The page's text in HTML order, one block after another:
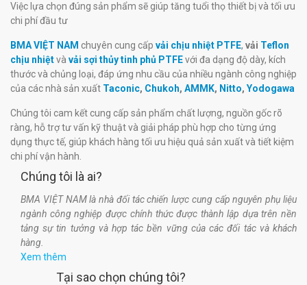
Việc lựa chọn đúng sản phẩm sẽ giúp tăng tuổi thọ thiết bị và tối ưu
chi phí đầu tư
BMA VIỆT NAM chuyên cung cấp vải chịu nhiệt PTFE, vải Teflon
chịu nhiệtvà vải sợi thủy tinh phủ PTFEvới đa dạng độ dày, kích
thước và chủng loại, đáp ứng nhu cầu của nhiều ngành công nghiệp
của các nhà sản xuất Taconic, Chukoh, AMMK, Nitto, Yodogawa
Chúng tôi cam kết cung cấp sản phẩm chất lượng, nguồn gốc rõ
ràng, hỗ trợ tư vấn kỹ thuật và giải pháp phù hợp cho từng ứng
dụng thực tế, giúp khách hàng tối ưu hiệu quả sản xuất và tiết kiệm
chi phí vận hành.
Chúng tôi là ai?
BMA VIỆT NAM là nhà đối tác chiến lược cung cấp nguyên phụ liệu
ngành công nghiệp được chính thức được thành lập dựa trên nền
tảng sự tin tưởng và hợp tác bền vững của các đối tác và khách
hàng.
Xem thêm
Tại sao chọn chúng tôi?